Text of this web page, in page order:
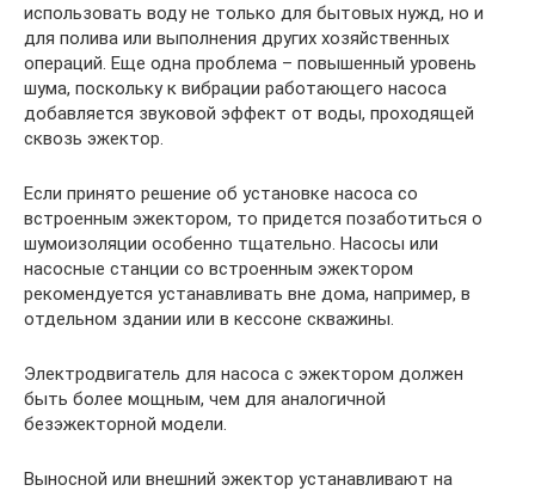
использовать воду не только для бытовых нужд, но и
для полива или выполнения других хозяйственных
операций. Еще одна проблема – повышенный уровень
шума, поскольку к вибрации работающего насоса
добавляется звуковой эффект от воды, проходящей
сквозь эжектор.
Если принято решение об установке насоса со
встроенным эжектором, то придется позаботиться о
шумоизоляции особенно тщательно. Насосы или
насосные станции со встроенным эжектором
рекомендуется устанавливать вне дома, например, в
отдельном здании или в кессоне скважины.
Электродвигатель для насоса с эжектором должен
быть более мощным, чем для аналогичной
безэжекторной модели.
Выносной или внешний эжектор устанавливают на